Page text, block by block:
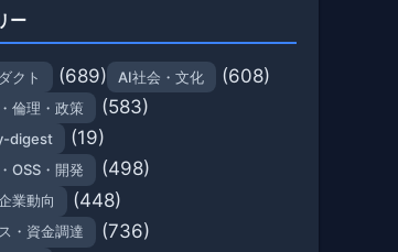
ー
クト (689) AI社会・文化 (608)
倫理・政策 (583)
digest (19)
OSS・開発 (498)
業動向 (448)
・資金調達 (736)